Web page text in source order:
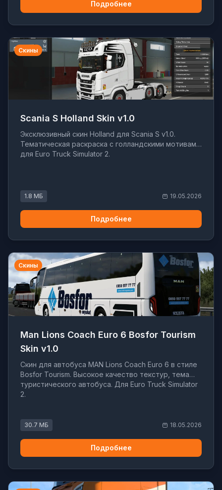
Подробнее
Скины
Scania S Holland Skin v1.0
Эксклюзивный скин Holland для Scania S v1.0.
Тематическая раскраска с голландскими мотивами
для Euro Truck Simulator 2.
1.8 МБ 19.05.2026
Подробнее
Скины
Man Lions Coach Euro 6 Bosfor Tourism
Skin v1.0
Скин для автобуса MAN Lions Coach Euro 6 в стиле
Bosfor Tourism. Высокое качество текстур, тема
туристического автобуса. Для Euro Truck Simulator
2.
30.7 МБ 18.05.2026
Подробнее